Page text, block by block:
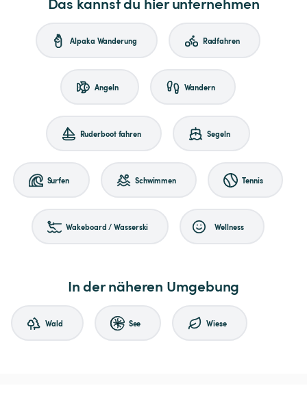
Alpaka Wanderung Radfahren
Angeln Wandern
Ruderboot fahren Segeln
Surfen Schwimmen Tennis
Wakeboard / Wasserski Wellness
In der näheren Umgebung
Wald See Wiese